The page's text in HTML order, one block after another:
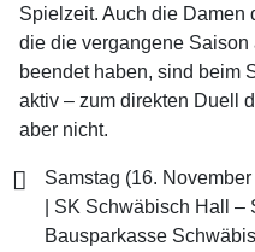
Spielzeit. Auch die Damen
die die vergangene
beendet haben, sind beim
aktiv – zum direkten Duell
aber nicht.
Samstag (16.
| SK Schwäbisch Hall –
Bausparkasse